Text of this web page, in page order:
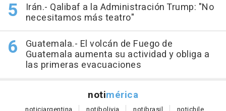
Irán.- Qalibaf a la Administración Trump: "No
necesitamos más teatro"
Guatemala.- El volcán de Fuego de
Guatemala aumenta su actividad y obliga a
las primeras evacuaciones
notimérica